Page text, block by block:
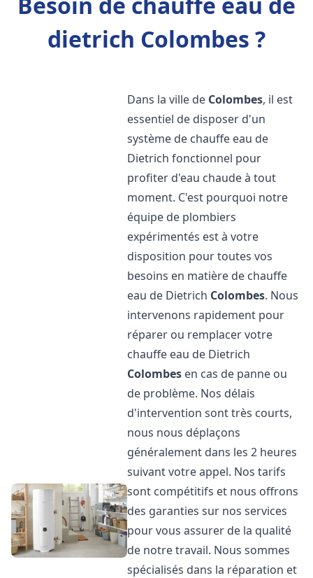
dietrich Colombes ?
Dans la ville de Colombes, il est
essentiel de disposer d'un
système de chauffe eau de
Dietrich fonctionnel pour
profiter d'eau chaude à tout
moment. C'est pourquoi notre
équipe de plombiers
expérimentés est à votre
disposition pour toutes vos
besoins en matière de chauffe
eau de Dietrich Colombes. Nous
intervenons rapidement pour
réparer ou remplacer votre
chauffe eau de Dietrich
Colombes en cas de panne ou
de problème. Nos délais
d'intervention sont très courts,
nous nous déplaçons
généralement dans les 2 heures
suivant votre appel. Nos tarifs
sont compétitifs et nous offrons
des garanties sur nos services
pour vous assurer de la qualité
de notre travail. Nous sommes
spécialisés dans la réparation et